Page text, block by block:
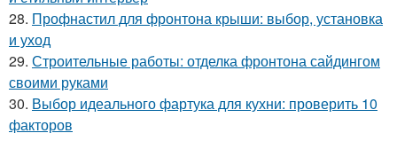
28. Профнастил для фронтона крыши: выбор, установка
и уход
29. Строительные работы: отделка фронтона сайдингом
своими руками
30. Выбор идеального фартука для кухни: проверить 10
факторов